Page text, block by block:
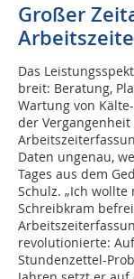
Großer
Das
breit: Beratung,
Wartung von
der
Daten ungenau,
Tages aus dem
Schulz. „Ich
Schreibkram
revolutionierte:
Stundenzettel-